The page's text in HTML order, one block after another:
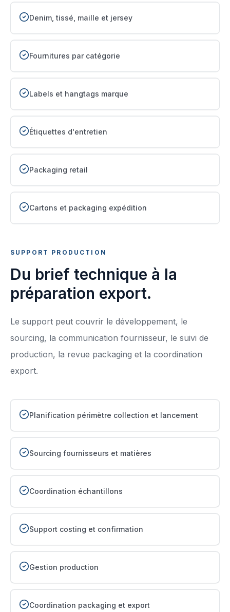
Denim, tissé, maille et jersey
Fournitures par catégorie
Labels et hangtags marque
Étiquettes d'entretien
Packaging retail
Cartons et packaging expédition
SUPPORT PRODUCTION
Du brief technique à la
préparation export.
Le support peut couvrir le développement, le
sourcing, la communication fournisseur, le suivi de
production, la revue packaging et la coordination
export.
Planification périmètre collection et lancement
Sourcing fournisseurs et matières
Coordination échantillons
Support costing et confirmation
Gestion production
Coordination packaging et export